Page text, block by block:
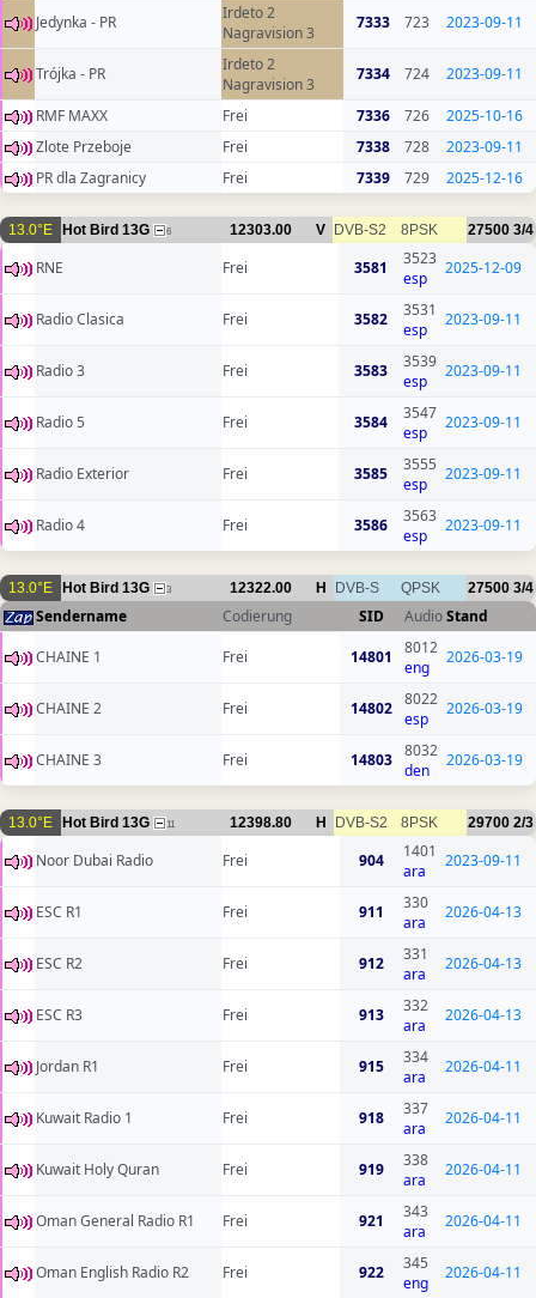
Jedynka - PR
Irdeto 2
Nagravision 3
7333 723 2023-09-11
Trójka - PR
Irdeto 2
Nagravision 3
7334 724 2023-09-11
RMF MAXX Frei 7336 726
2025-10-16
Zlote Przeboje
Frei 7338 728
2023-09-11
PR dla Zagranicy
Frei 7339 729 2025-12-16
13.0°E Hot Bird 13G 6 12303.00 V DVB-S2 8PSK 27500 3/4
RNE Frei 3581
3523
esp
2025-12-09
Radio Clasica Frei 3582
3531
esp
2023-09-11
Radio 3 Frei 3583
3539
esp
2023-09-11
Radio 5 Frei 3584
3547
esp
2023-09-11
Radio Exterior Frei 3585
3555
esp
2023-09-11
Radio 4 Frei 3586
3563
esp
2023-09-11
13.0°E Hot Bird 13G 3 12322.00 H DVB-S QPSK 27500 3/4
Sendername Codierung SID AudioStand
CHAINE 1
Frei 14801
8012
eng
2026-03-19
CHAINE 2 Frei 14802 8022
esp
2026-03-19
CHAINE 3 Frei 14803 8032
den
2026-03-19
13.0°E Hot Bird 13G 11 12398.80 H DVB-S2 8PSK 29700 2/3
Noor Dubai Radio Frei 904
1401
ara
2023-09-11
ESC R1 Frei 911
330
ara
2026-04-13
ESC R2 Frei 912
331
ara
2026-04-13
ESC R3 Frei 913
332
ara
2026-04-13
Jordan R1 Frei 915
334
ara
2026-04-11
Kuwait Radio 1 Frei 918
337
ara
2026-04-11
Kuwait Holy Quran Frei 919
338
ara
2026-04-11
Oman General Radio R1 Frei 921
343
ara
2026-04-11
Oman English Radio R2 Frei 922
345
eng
2026-04-11